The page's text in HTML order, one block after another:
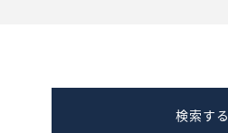
検索する